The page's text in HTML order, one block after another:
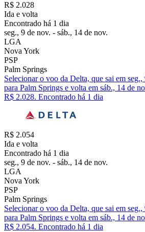
R$ 2.028
Ida e volta
Encontrado há 1 dia
seg., 9 de nov. - sáb., 14 de nov.
LGA
Nova York
PSP
Palm Springs
Selecionar o voo da Delta, que sai em
para Palm Springs e volta em sáb., 14 de
R$ 2.028. Encontrado há 1 dia
R$ 2.054
Ida e volta
Encontrado há 1 dia
seg., 9 de nov. - sáb., 14 de nov.
LGA
Nova York
PSP
Palm Springs
Selecionar o voo da Delta, que sai em
para Palm Springs e volta em sáb., 14 de
R$ 2.054. Encontrado há 1 dia